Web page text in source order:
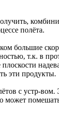
полёта.
большие
т.к. в
эти продукты.
с устр-